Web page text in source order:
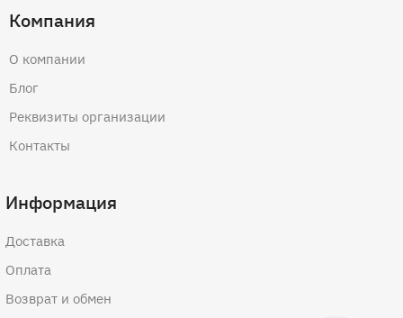
Компания
О компании
Блог
Реквизиты организации
Контакты
Информация
Доставка
Оплата
Возврат и обмен